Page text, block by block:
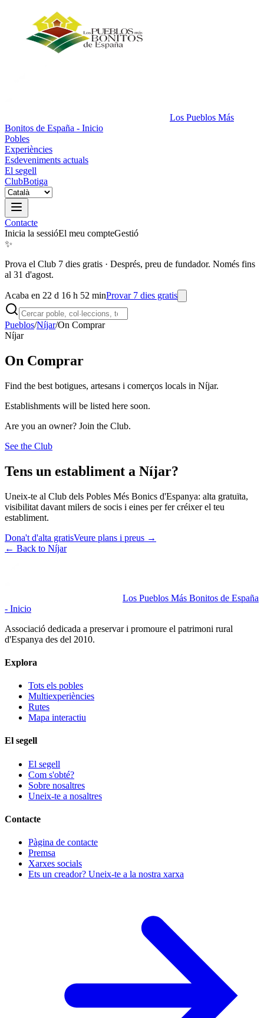
Los Pueblos Más
Bonitos de España - Inicio
Pobles
Experiències
Esdeveniments actuals
El segell
ClubBotiga
Contacte
Inicia la sessióEl meu compteGestió
✨
Prova el Club 7 dies gratis · Després, preu de fundador. Només fins
al 31 d'agost.
Acaba en 22 d 16 h 52 minProvar 7 dies gratis
Pueblos/Níjar/On Comprar
Níjar
On Comprar
Find the best botigues, artesans i comerços locals in Níjar.
Establishments will be listed here soon.
Are you an owner? Join the Club.
See the Club
Tens un establiment a Níjar?
Uneix-te al Club dels Pobles Més Bonics d'Espanya: alta gratuïta,
visibilitat davant milers de socis i eines per fer créixer el teu
establiment.
Dona't d'alta gratisVeure plans i preus →
← Back to Níjar
Los Pueblos Más Bonitos de España
- Inicio
Associació dedicada a preservar i promoure el patrimoni rural
d'Espanya des del 2010.
Explora
Tots els pobles
Multiexperiències
Rutes
Mapa interactiu
El segell
El segell
Com s'obté?
Sobre nosaltres
Uneix-te a nosaltres
Contacte
Pàgina de contacte
Premsa
Xarxes socials
Ets un creador? Uneix-te a la nostra xarxa